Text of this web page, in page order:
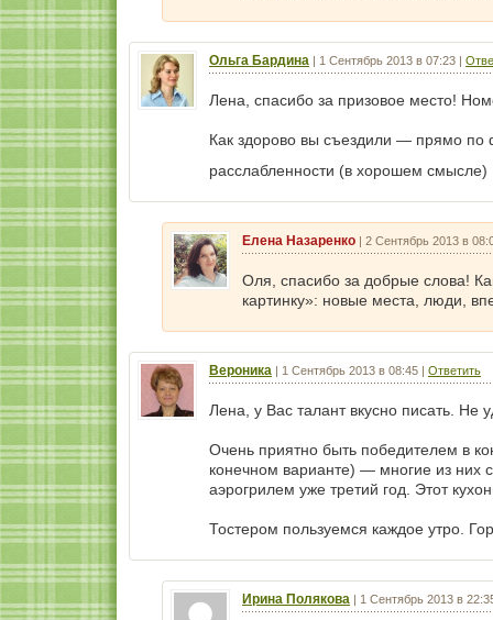
Ольга Бардина | 1 Сентябрь 2013 в 07:23 |
Лена, спасибо за призовое место!
Как здорово вы съездили — прямо по
расслабленности (в хорошем смысле)
Елена Назаренко | 2 Сентябрь 2013 в
Оля, спасибо за добрые слова!
картинку»: новые места, люди,
Вероника | 1 Сентябрь 2013 в 08:45 | Ответить
Лена, у Вас талант вкусно писать. Не
Очень приятно быть победителем в
конечном варианте) — многие из них
аэрогрилем уже третий год. Этот
Тостером пользуемся каждое утро.
Ирина Полякова | 1 Сентябрь 2013 в